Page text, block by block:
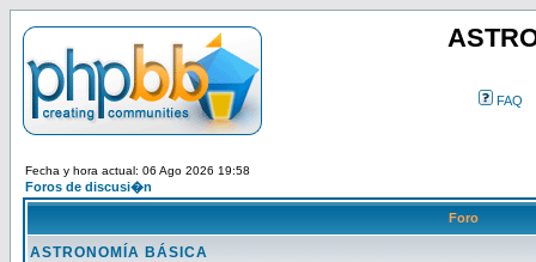
FAQ
Fecha y hora actual: 06 Ago 2026 19:58
Foros de discusi�n
Foro
ASTRONOMÍA BÁSICA